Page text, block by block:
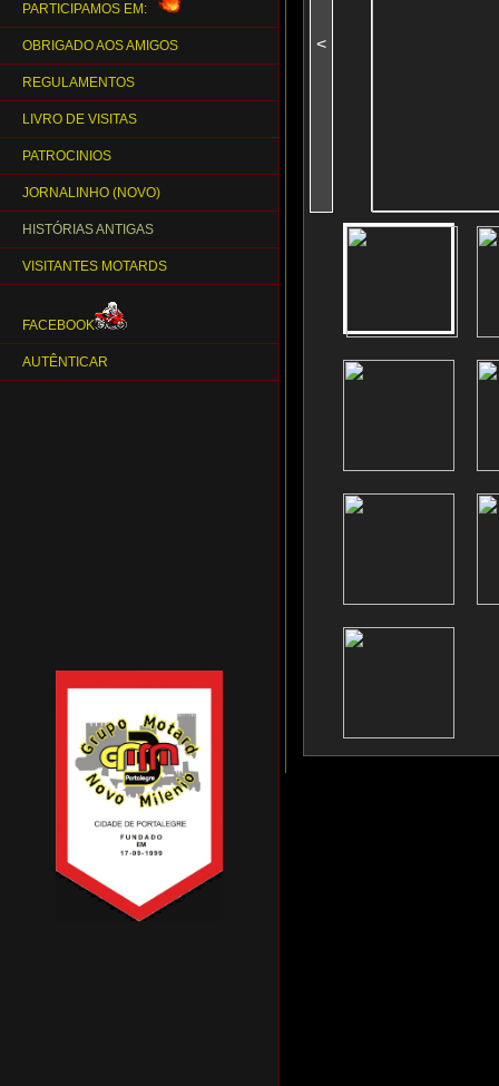
PARTICIPAMOS EM:
OBRIGADO AOS AMIGOS
REGULAMENTOS
LIVRO DE VISITAS
PATROCINIOS
JORNALINHO (NOVO)
HISTÓRIAS ANTIGAS
VISITANTES MOTARDS
FACEBOOK
AUTÊNTICAR
<